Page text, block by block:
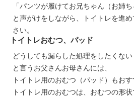
「パンツが履けてお兄ちゃん（お姉
と声がけをしながら、トイトレを進
さい。
トイトレおむつ、パッド
どうしても漏らした処理をしたくない
と言うお父さんお母さんには、
トイトレ用のおむつ（パッド）もおす
トイトレ用のおむつは、おむつの形